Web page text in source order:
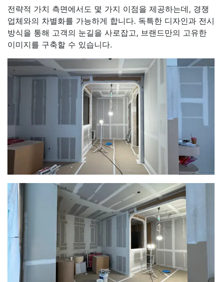
전략적 가치 측면에서도 몇 가지 이점을 제공하는데, 경쟁
업체와의 차별화를 가능하게 합니다. 독특한 디자인과 전시
방식을 통해 고객의 눈길을 사로잡고, 브랜드만의 고유한
이미지를 구축할 수 있습니다.